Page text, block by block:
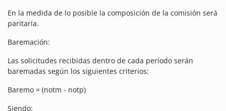
En la medida de lo posible la composición de la comisión será
paritaria.
Baremación:
Las solicitudes recibidas dentro de cada período serán
baremadas según los siguientes criterios:
Baremo = (notm - notp)
Siendo: